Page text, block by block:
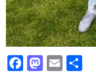
Facebook
Email